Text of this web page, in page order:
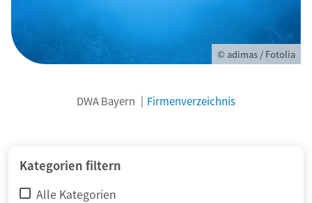
© adimas / Fotolia
DWA Bayern Firmenverzeichnis
Kategorien filtern
Alle Kategorien